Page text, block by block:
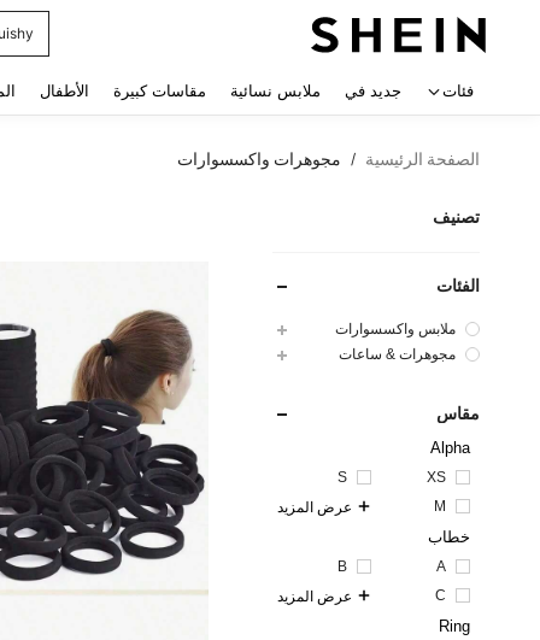
كفر
فئات جديد في ملابس نسائية مقاسات كبيرة الأطفال
الصفحة الرئيسية / مجوهرات واكسسوارات
تصنيف
الفئات
ملابس واكسسوارات
مجوهرات & ساعات
مقاس
Alpha
XS
S
M
عرض المزيد
خطاب
A
B
C
عرض المزيد
Ring